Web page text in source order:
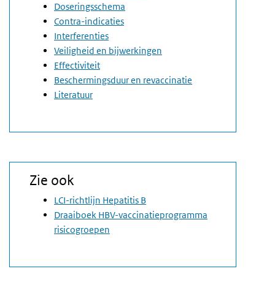
Doseringsschema
Contra-indicaties
Interferenties
Veiligheid en bijwerkingen
Effectiviteit
Beschermingsduur en revaccinatie
Literatuur
Zie ook
LCI-richtlijn Hepatitis B
Draaiboek HBV-vaccinatieprogramma
risicogroepen